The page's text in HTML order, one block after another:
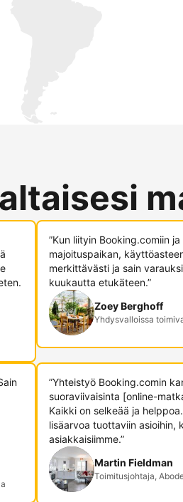
”Kun liityin Booking.comiin
majoituspaikan,
merkittävästi ja sain
kuukautta etukäteen.”
Zoey Berghoff
Yhdysvalloissa
”Yhteistyö Booking.comin
suoraviivaisinta [online-
Kaikki on selkeää ja
lisäarvoa tuottaviin asioihin,
asiakkaisiimme.”
Martin Fieldman
Toimitusjohtaja,